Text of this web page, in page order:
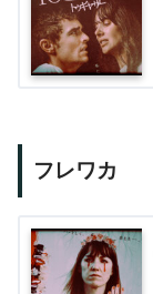
フレワカ